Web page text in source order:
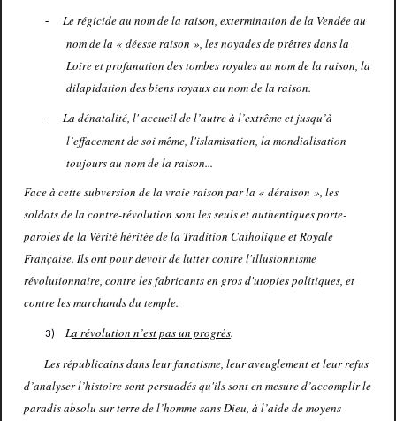
-
Le régicide au nom de la raison, extermination de la Vendée au
nom de la « déesse raison », les noyades de prêtres dans la
Loire et profanation des tombes royales au nom de la raison, la
dilapidation des biens royaux au nom de la raison.
-
La dénatalité, l' accueil de l’autre à l’extrême et jusqu’à
l’effacement de soi même, l'islamisation, la mondialisation
toujours au nom de la raison...
Face à cette subversion de la vraie raison par la « déraison », les
soldats de la contre-révolution sont les seuls et authentiques porte-
paroles de la Vérité héritée de la Tradition Catholique et Royale
Française. Ils ont pour devoir de lutter contre l'illusionnisme
révolutionnaire, contre les fabricants en gros d'utopies politiques, et
contre les marchands du temple.
3) La révolution n’est pas un progrès.
Les républicains dans leur fanatisme, leur aveuglement et leur refus
d’analyser l’histoire sont persuadés qu'ils sont en mesure d’accomplir le
paradis absolu sur terre de l’homme sans Dieu, à l’aide de moyens